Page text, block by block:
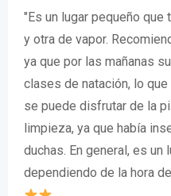
"Es un lugar pequeño que
y otra de vapor.
ya que por las mañanas
clases de natación, lo
se puede disfrutar de la
limpieza, ya que había
duchas. En general, es un
dependiendo de la hora